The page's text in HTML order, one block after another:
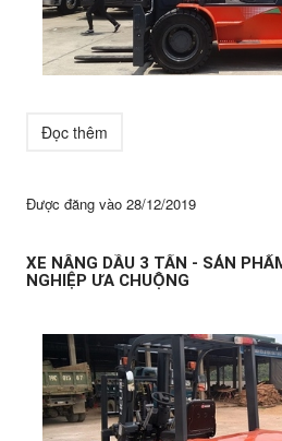
Đọc thêm
Được đăng vào 28/12/2019
XE NÂNG DẦU 3 TẤN - SẢN
NGHIỆP ƯA CHUỘNG